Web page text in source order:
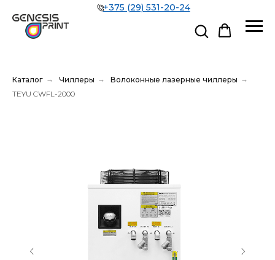
+375 (29) 531-20-24
Каталог → Чиллеры → Волоконные лазерные чиллеры →
TEYU CWFL-2000